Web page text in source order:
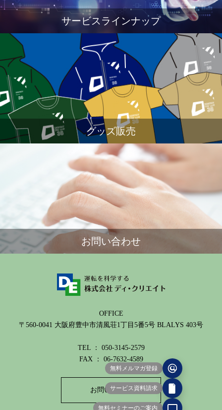
サービスラインナップ
グッズ販売
お問い合わせ
OFFICE
〒560-0041 大阪府豊中市清風荘1丁目5番5号 BLALYS 403号
TEL ： 050-3145-2579
FAX ： 06-7632-4589
お問い合わせ
無料メルマガ登録
サービス資料請求
無料セミナーのご案内